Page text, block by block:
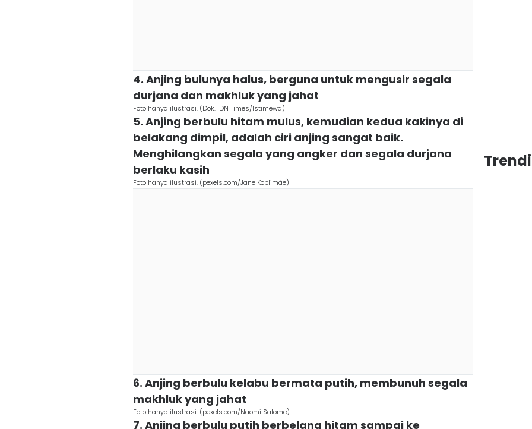
4. Anjing bulunya halus, berguna untuk mengusir segala
durjana dan makhluk yang jahat
Foto hanya ilustrasi. (Dok. IDN Times/Istimewa)
5. Anjing berbulu hitam mulus, kemudian kedua kakinya di
belakang dimpil, adalah ciri anjing sangat baik.
Menghilangkan segala yang angker dan segala durjana
berlaku kasih
Foto hanya ilustrasi. (pexels.com/Jane Koplimäe)
6. Anjing berbulu kelabu bermata putih, membunuh segala
makhluk yang jahat
Foto hanya ilustrasi. (pexels.com/Naomi Salome)
7. Anjing berbulu putih berbelang hitam sampai ke